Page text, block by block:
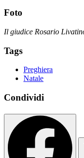
Foto
Il giudice Rosario
Tags
Preghiera
Natale
Condividi